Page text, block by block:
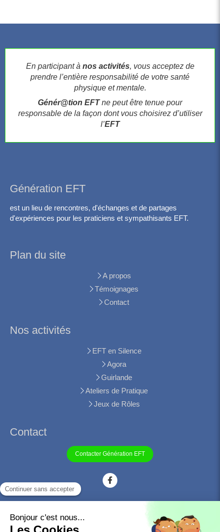
En participant à nos activités, vous acceptez de
prendre l’entière responsabilité de votre santé
physique et mentale.
Génér@tion EFTne peut être tenue pour
responsable de la façon dont vous choisirez d’utiliser
l’EFT
Génération EFT
est un lieu de rencontres, d'échanges et de partages
d'expériences pour les praticiens et sympathisants EFT.
Plan du site
A propos
Témoignages
Contact
Nos activités
EFT en Silence
Agora
Guirlande
Ateliers de Pratique
Jeux de Rôles
Contact
Contacter Génération EFT
©2021 Génération EFT - Association francophone pour la
promotion de l'EFT